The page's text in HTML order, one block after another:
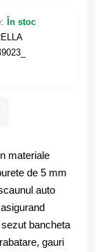
În stoc
materiale
de 5 mm
auto
bancheta
gauri